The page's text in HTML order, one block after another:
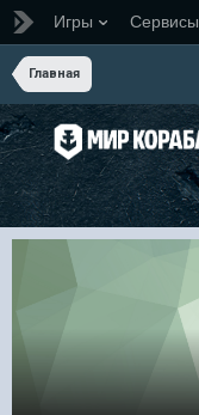
Игры Сервисы
Главная